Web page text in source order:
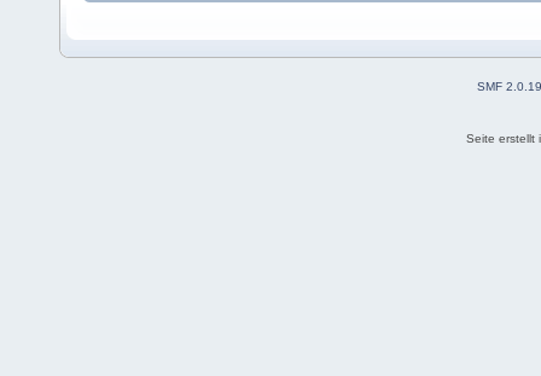
SMF 2.0.19
Seite erstellt